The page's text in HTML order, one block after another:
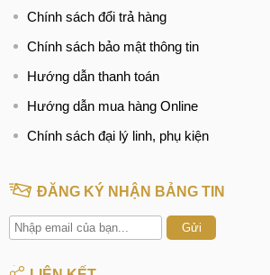
Hotline:097.123.9797
Chính sách đổi trả hàng
Chính sách bảo mật thông tin
Hướng dẫn thanh toán
Hướng dẫn mua hàng Online
Chính sách đại lý linh, phụ kiện
ĐĂNG KÝ NHẬN BẢNG TIN
Gửi